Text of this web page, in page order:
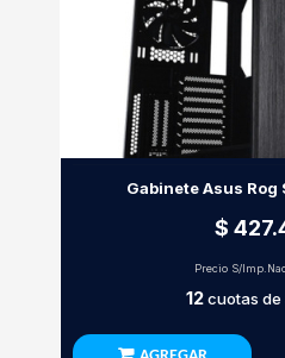
Gabinete Asus
$
Precio S/
12cuotas de